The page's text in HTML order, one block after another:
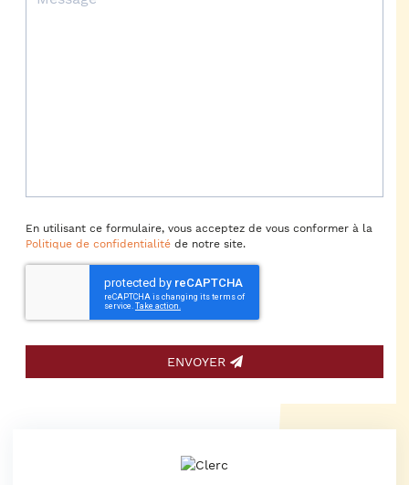
En utilisant ce formulaire, vous acceptez de vous conformer à la
Politique de confidentialité de notre site.
ENVOYER